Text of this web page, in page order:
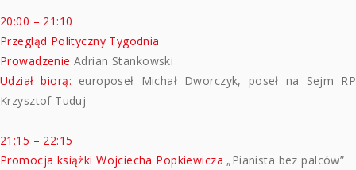
20:00 – 21:10
Przegląd Polityczny Tygodnia
ProwadzenieAdrian Stankowski
Udział biorą: europoseł Michał Dworczyk, poseł na Sejm RP
Krzysztof Tuduj
21:15 – 22:15
Promocja książki Wojciecha Popkiewicza „Pianista bez palców”